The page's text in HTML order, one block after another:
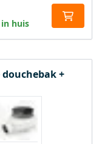
huis
douchebak +